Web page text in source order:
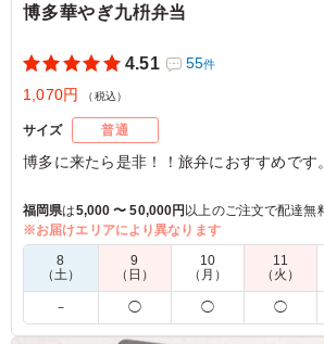
博多華やぎ九枡弁当
4.51 55件
1,070円 （税込）
サイズ 普通
博多に来たら是非！！旅弁におすすめです。
4.0 昇町4-1組
様々なおかずが盛りだくさんで老若男女
しめました。 味は私には少し濃いめか
に子供や男性には好まれたかと思いま
めと思いましたが好みでした。
福岡県は5,000 〜 50,000円 以上のご注文で配達無
※お届けエリアにより異なります
8
（土）
9
（日）
10
（月）
11
（火）
－ ◯ ◯ ◯